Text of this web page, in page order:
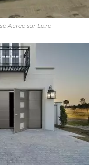
Aurec sur Loire